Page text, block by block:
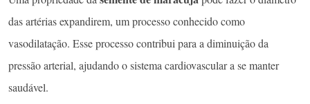
das artérias expandirem, um processo conhecido como
vasodilatação. Esse processo contribui para a diminuição da
pressão arterial, ajudando o sistema cardiovascular a se manter
saudável.